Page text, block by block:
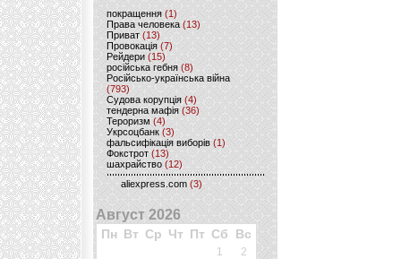
покращення (1)
Права человека(13)
Приват (13)
Провокація (7)
Рейдери (15)
російська гебня (8)
Російсько-українська війна
(793)
Судова корупція (4)
тендерна мафія (36)
Тероризм (4)
Укрсоцбанк (3)
фальсифікація виборів (1)
Фокстрот(13)
шахрайство (12)
aliexpress.com (3)
Август 2026
Пн Вт Ср Чт Пт Сб Вс
1
2